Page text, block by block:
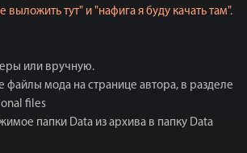
выложить тут" и "нафига я буду качать там".
или вручную.
файлы мода на странице автора, в разделе
files
папки Data из архива в папку Data